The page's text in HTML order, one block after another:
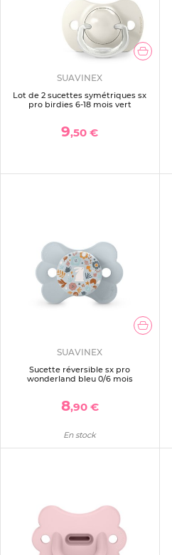
SUAVINEX
Lot de 2 sucettes symétriques sx
pro birdies 6-18 mois vert
9,50 €
SUAVINEX
Sucette réversible sx pro
wonderland bleu 0/6 mois
8,90 €
En stock